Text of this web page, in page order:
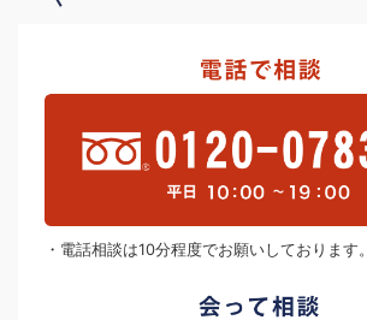
・電話相談は10分程度でお願いしております。